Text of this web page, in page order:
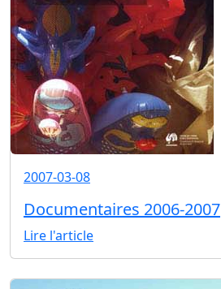
2007-03-08
Documentaires 2006-2007
Lire l'article